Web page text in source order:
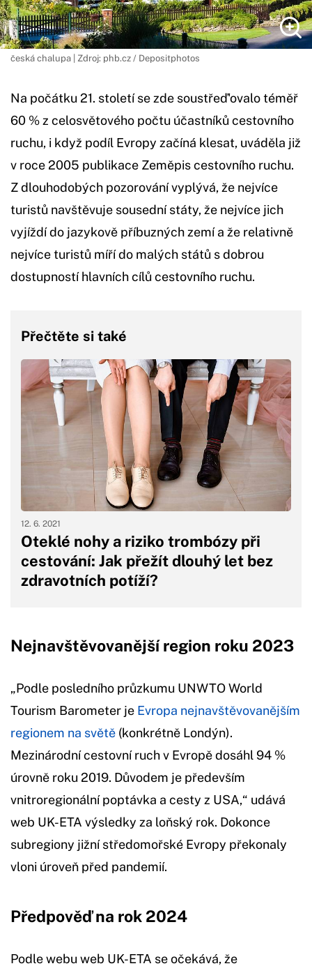
česká chalupa | Zdroj: phb.cz / Depositphotos
Na počátku 21. století se zde soustřeď'ovalo téměř
60 % z celosvětového počtu účastníků cestovního
ruchu, i když podíl Evropy začíná klesat, uváděla již
v roce 2005 publikace Zeměpis cestovního ruchu.
Z dlouhodobých pozorování vyplývá, že nejvíce
turistů navštěvuje sousední státy, že nejvíce jich
vyjíždí do jazykově příbuzných zemí a že relativně
nejvíce turistů míří do malých států s dobrou
dostupností hlavních cílů cestovního ruchu.
Přečtěte si také
Oteklé nohy a riziko trombózy při
cestování: Jak přežít dlouhý let bez
zdravotních potíží?
12. 6. 2021
Nejnavštěvovanější region roku 2023
„Podle posledního průzkumu UNWTO World
Tourism Barometer je Evropa nejnavštěvovanějším
regionem na světě (konkrétně Londýn).
Mezinárodní cestovní ruch v Evropě dosáhl 94 %
úrovně roku 2019. Důvodem je především
vnitroregionální poptávka a cesty z USA,“ udává
web UK-ETA výsledky za loňský rok. Dokonce
subregiony jižní středomořské Evropy překonaly
vloni úroveň před pandemií.
Předpověď na rok 2024
Podle webu web UK-ETA se očekává, že